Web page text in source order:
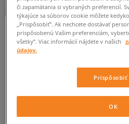
+ 10 BODOV V SIZEERCLUBE
Informujte ma o
Veľkosti EU
ZISTIŤ DOSTUPNOSŤ V NAŠICH
či zapamätania si vybraných preferencií.
týkajúce sa súborov cookie môžete
„Prispôsobiť”. Ak nechcete dostávať
prispôsobenú Vašim preferenciám,
všetky”. Viac informácií nájdete v našich
údajov.
Prispôsobiť
OK